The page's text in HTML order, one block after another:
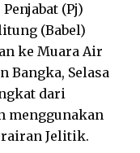
Penjabat (Pj)
(Babel)
ke Muara Air
Bangka, Selasa
dari
menggunakan
Jelitik.